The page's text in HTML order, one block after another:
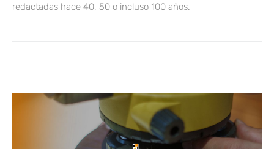
redactadas hace 40, 50 o incluso 100 años.